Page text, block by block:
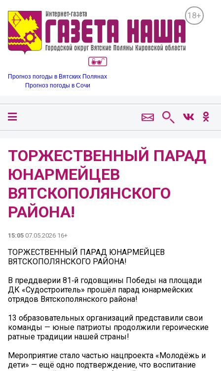
18+
Прогноз погоды в Вятских Полянах
Прогноз погоды в Сочи
ТОРЖЕСТВЕННЫЙ ПАРАД
ЮНАРМЕЙЦЕВ
ВЯТСКОПОЛЯНСКОГО
РАЙОНА!
15:05 07.05.2026 16+
ТОРЖЕСТВЕННЫЙ ПАРАД ЮНАРМЕЙЦЕВ
ВЯТСКОПОЛЯНСКОГО РАЙОНА!
В преддверии 81‑й годовщины Победы на площади
ДК «Судостроитель» прошёл парад юнармейских
отрядов Вятскополянского района!
13 образовательных организаций представили свои
команды — юные патриоты продолжили героические
ратные традиции нашей страны!
Мероприятие стало частью нацпроекта «Молодёжь и
дети» — ещё одно подтверждение, что воспитание